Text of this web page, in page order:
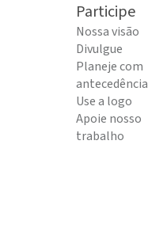
Participe
Nossa visão
Divulgue
Planeje com
antecedência
Use a logo
Apoie nosso
trabalho